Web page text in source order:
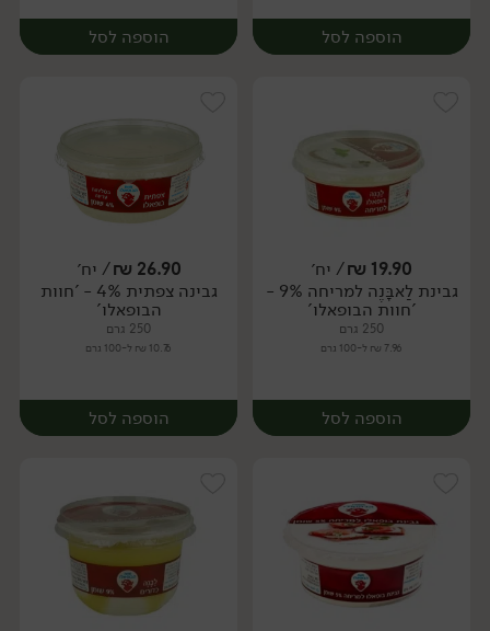
הוספה לסל
יח׳
הוספה לסל
יח׳
19.90
₪/ יח׳
גבינת לַאבָּנֶה למריחה 9% -
'חוות הבופאלו'
250 גרם
7.96 ₪ ל-100 גרם
הוספה לסל
26.90
₪/ יח׳
גבינה צפתית 4% - 'חוות
הבופאלו'
250 גרם
10.76 ₪ ל-100 גרם
הוספה לסל